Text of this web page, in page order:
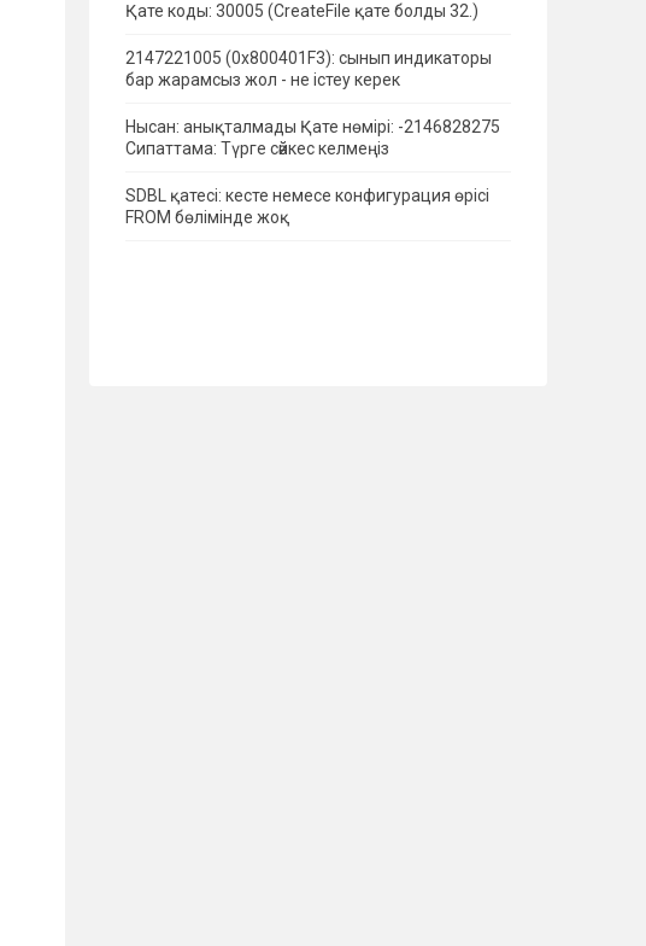
Қате коды: 30005 (CreateFile қате болды 32.)
2147221005 (0x800401F3): сынып индикаторы
бар жарамсыз жол - не істеу керек
Нысан: анықталмады Қате нөмірі: -2146828275
Сипаттама: Түрге сәйкес келмеңіз
SDBL қатесі: кесте немесе конфигурация өрісі
FROM бөлімінде жоқ